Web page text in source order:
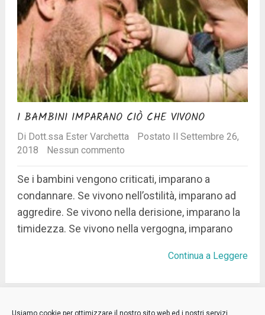
Usiamo cookie per ottimizzare il nostro sito web ed i nostri servizi.
I BAMBINI IMPARANO CIÒ CHE VIVONO
Di Dott.ssa Ester Varchetta
Postato Il Settembre 26,
2018
Nessun commento
Se i bambini vengono criticati, imparano a
condannare. Se vivono nell’ostilità, imparano ad
aggredire. Se vivono nella derisione, imparano la
timidezza. Se vivono nella vergogna, imparano
Continua a Leggere
Niente più posts.